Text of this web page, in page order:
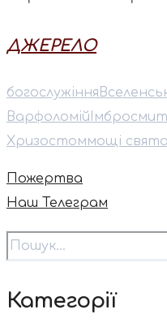
ДЖЕРЕЛО
богослужіння
Варфоломій Імброс
Хризостоммощі
Пожертва
Наш Телеграм
Категорії